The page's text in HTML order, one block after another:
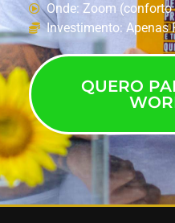
Onde: Zoom
Investimento: Apenas
QUERO